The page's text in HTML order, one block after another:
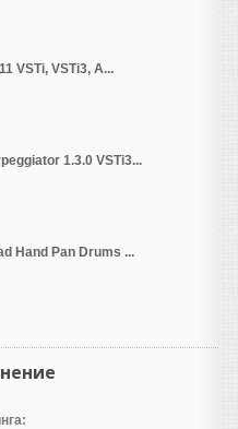
у
все
там
VSTi, VSTi3, A...
1.3.0 VSTi3...
Hand Pan Drums ...